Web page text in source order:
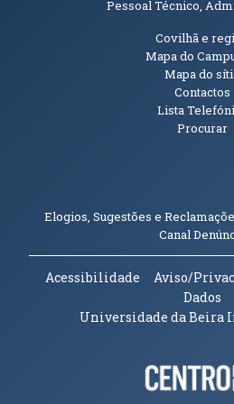
Pessoal Técnico,
InformaçõesCovilhã e
Mapa do
Mapa do
Contactos
Lista
Procurar
Elogios, Sugestões e
Canal
Acessibilidade Aviso/
Dados
Universidade da Beira
Parceiros e